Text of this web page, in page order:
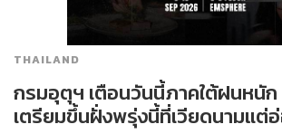
THAILAND
กรมอุตุฯ เตือนวันนี้ภาคใต้ฝนหนัก
เตรียมขึ้นฝั่งพรุ่งนี้ที่เวียดนามแต่